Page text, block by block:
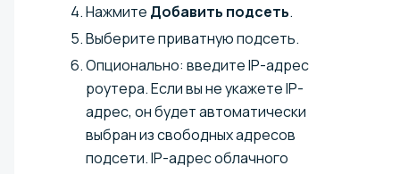
Нажмите Добавить подсеть.
Выберите приватную подсеть.
Опционально: введите IP-адрес
роутера. Если вы не укажете IP-
адрес, он будет автоматически
выбран из свободных адресов
подсети. IP-адрес облачного